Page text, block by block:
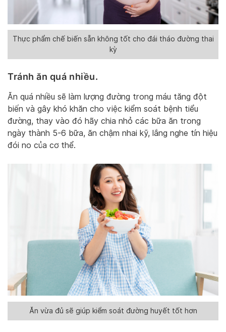
Thực phẩm chế biến sẵn không tốt cho đái tháo đường thai
kỳ
Tránh ăn quá nhiều.
Ăn quá nhiều sẽ làm lượng đường trong máu tăng đột
biến và gây khó khăn cho việc kiểm soát bệnh tiểu
đường, thay vào đó hãy chia nhỏ các bữa ăn trong
ngày thành 5-6 bữa, ăn chậm nhai kỹ, lắng nghe tín hiệu
đói no của cơ thể.
Ăn vừa đủ sẽ giúp kiểm soát đường huyết tốt hơn